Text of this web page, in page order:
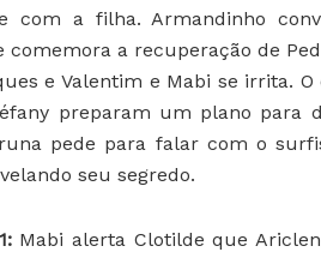
com a filha. Armandinho
a recuperação de
e Valentim e Mabi se irrita.
preparam um plano para
pede para falar com o
seu segredo.
Mabi alerta Clotilde que